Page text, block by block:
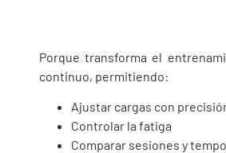
Porque transforma el
continuo, permitiendo:
Ajustar cargas con
Controlar la fatiga
Comparar sesiones y